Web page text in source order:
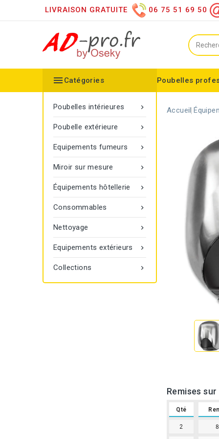
LIVRAISON GRATUITE 06 75 51 69 50
Poubelles
 Catégories

Poubelles intérieures

Poubelle extérieure

Equipements fumeurs

Miroir sur mesure

Équipements hôtellerie

Consommables

Nettoyage

Equipements extérieurs

Collections
Accueil
Remises
Qté
2